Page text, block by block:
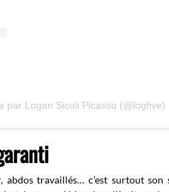
par Logan Sicoli Picasso (@logfive)
abdos travaillés… c’est surtout